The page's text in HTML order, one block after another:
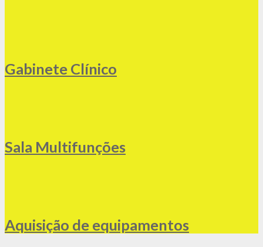
Gabinete Clínico
Sala Multifunções
Aquisição de equipamentos